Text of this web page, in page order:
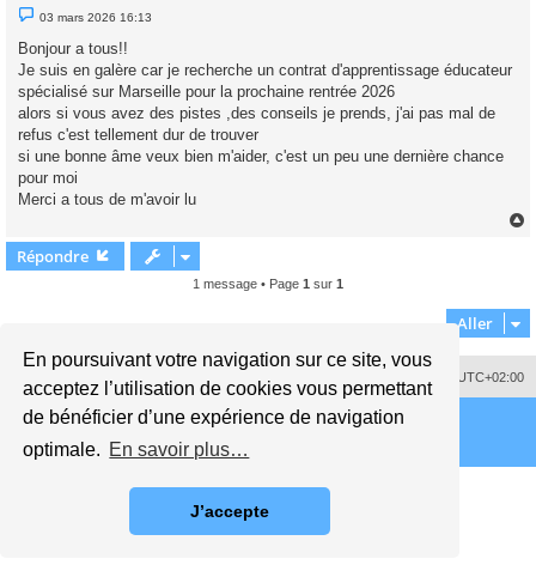
En poursuivant votre navigation sur ce site, vous
acceptez l’utilisation de cookies vous permettant
de bénéficier d’une expérience de navigation
optimale. En savoir plus…
J’accepte
M
e
s
a
g
e
n
o
n
l
03 mars 2026 16:13
Bonjour a tous!!
Je suis en galère car je recherche un contrat d'apprentissage éducateur
spécialisé sur Marseille pour la prochaine rentrée 2026
alors si vous avez des pistes ,des conseils je prends, j'ai pas mal de
refus c'est tellement dur de trouver
si une bonne âme veux bien m'aider, c'est un peu une dernière chance
pour moi
Merci a tous de m'avoir lu
Répondre
1 message • Page 1 sur 1
Aller
UTC+02:00